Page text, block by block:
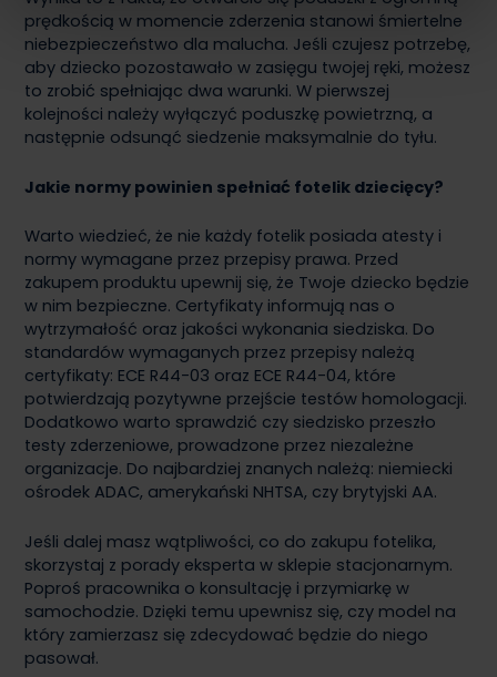
prędkością w momencie zderzenia stanowi śmiertelne
niebezpieczeństwo dla malucha. Jeśli czujesz potrzebę,
aby dziecko pozostawało w zasięgu twojej ręki, możesz
to zrobić spełniając dwa warunki. W pierwszej
kolejności należy wyłączyć poduszkę powietrzną, a
następnie odsunąć siedzenie maksymalnie do tyłu.
Jakie normy powinien spełniać fotelik dziecięcy?
Warto wiedzieć, że nie każdy fotelik posiada atesty i
normy wymagane przez przepisy prawa. Przed
zakupem produktu upewnij się, że Twoje dziecko będzie
w nim bezpieczne. Certyfikaty informują nas o
wytrzymałość oraz jakości wykonania siedziska. Do
standardów wymaganych przez przepisy należą
certyfikaty: ECE R44-03 oraz ECE R44-04, które
potwierdzają pozytywne przejście testów homologacji.
Dodatkowo warto sprawdzić czy siedzisko przeszło
testy zderzeniowe, prowadzone przez niezależne
organizacje. Do najbardziej znanych należą: niemiecki
ośrodek ADAC, amerykański NHTSA, czy brytyjski AA.
Jeśli dalej masz wątpliwości, co do zakupu fotelika,
skorzystaj z porady eksperta w sklepie stacjonarnym.
Poproś pracownika o konsultację i przymiarkę w
samochodzie. Dzięki temu upewnisz się, czy model na
który zamierzasz się zdecydować będzie do niego
pasował.